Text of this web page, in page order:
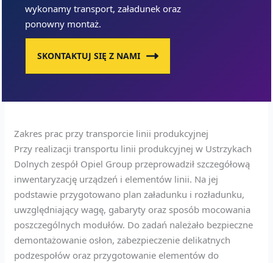
wykonamy transport, załadunek oraz
ponowny montaż.
SKONTAKTUJ SIĘ Z NAMI
Zakres prac przy transporcie linii produkcyjnej
Przy realizacji transportu linii produkcyjnej w Ustrzykach
Dolnych zespół Opiel Group przeprowadził szczegółową
inwentaryzację urządzeń i elementów linii. Na jej
podstawie przygotowano plan załadunku i rozładunku,
uwzględniający wagę, gabaryty oraz sposób mocowania
poszczególnych modułów. Do zadań należało bezpieczne
demontażowanie osłon, zabezpieczenie delikatnych
podzespołów oraz przygotowanie elementów do